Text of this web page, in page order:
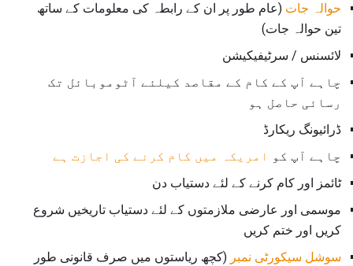
حوالہ جات (عام طور پر ان کے رابطہ کی معلومات کے ساتھ
تین حوالہ جات)
لائسنس / سرٹیفیکیشن
چاہے آپ کے کام کے مقاصد کیلئے آٹوموبائل تک
رسائی حاصل ہو
ڈرائیونگ ریکارڈ
چاہے آپ کو امریکہ میں کام کرنے کی اجازت ہے
ٹائمز اور کام کرنے کے لئے دستیاب دن
موسمی اور عارضی ملازمتوں کے لئے دستیاب تاریخیں شروع
کریں اور ختم کریں
سوشل سیکورٹی نمبر (کچھ ریاستوں میں صرف قانونی طور